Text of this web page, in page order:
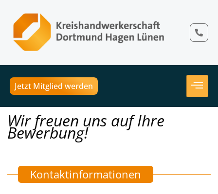
Jetzt Mitglied werden
Wir freuen uns auf Ihre
Bewerbung!
Kontaktinformationen